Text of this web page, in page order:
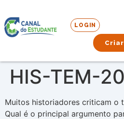
LOGIN
Criar
HIS-TEM-
Muitos historiadores criticam o
Qual é o principal argumento